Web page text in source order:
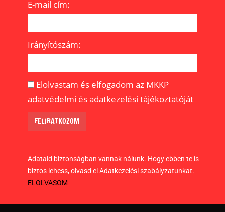
E-mail cím:
Irányítószám:
Elolvastam és elfogadom az MKKP
adatvédelmi és adatkezelési tájékoztatóját
Adataid biztonságban vannak nálunk. Hogy ebben te is
biztos lehess, olvasd el Adatkezelési szabályzatunkat.
ELOLVASOM